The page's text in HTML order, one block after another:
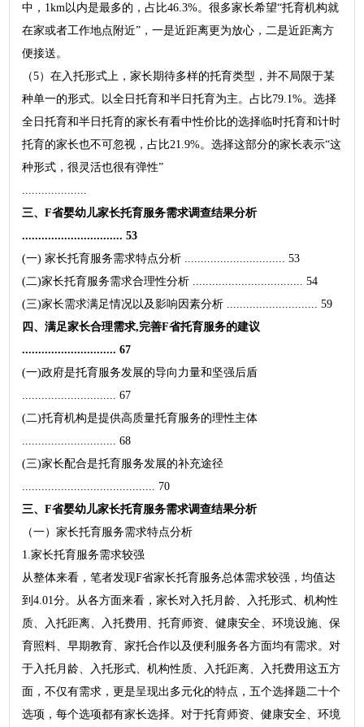
中，1km以内是最多的，占比46.3%。很多家长希望“托育机构就
在家或者工作地点附近”，一是近距离更为放心，二是近距离方
便接送。
（5）在入托形式上，家长期待多样的托育类型，并不局限于某
种单一的形式。以全日托育和半日托育为主。占比79.1%。选择
全日托育和半日托育的家长有看中性价比的选择临时托育和计时
托育的家长也不可忽视，占比21.9%。选择这部分的家长表示“这
种形式，很灵活也很有弹性”
三、F省婴幼儿家长托育服务需求调查结果分析
............................... 53
(一) 家长托育服务需求特点分析 ............................... 53
(二)家长托育服务需求合理性分析 .................................. 54
(三)家长需求满足情况以及影响因素分析 ............................ 59
四、满足家长合理需求,完善F省托育服务的建议
............................. 67
(一)政府是托育服务发展的导向力量和坚强后盾
............................. 67
(二)托育机构是提供高质量托育服务的理性主体
............................. 68
(三)家长配合是托育服务发展的补充途径
......................................... 70
三、F省婴幼儿家长托育服务需求调查结果分析
（一）家长托育服务需求特点分析
1.家长托育服务需求较强
从整体来看，笔者发现F省家长托育服务总体需求较强，均值达
到4.01分。从各方面来看，家长对入托月龄、入托形式、机构性
质、入托距离、入托费用、托育师资、健康安全、环境设施、保
育照料、早期教育、家托合作以及便利服务各方面均有需求。对
于入托月龄、入托形式、机构性质、入托距离、入托费用这五方
面，不仅有需求，更是呈现出多元化的特点，五个选择题二十个
选项，每个选项都有家长选择。对于托育师资、健康安全、环境